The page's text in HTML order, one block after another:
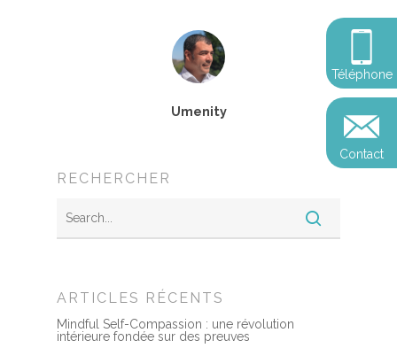
Umenity
RECHERCHER
ARTICLES RÉCENTS
Mindful Self-Compassion : une révolution
intérieure fondée sur des preuves
Téléphone
Contact
Devenir praticien en
de pleine conscience
Somatic Expériencing
Révelez votre
Conférences
personnel
Révelez votre
votre impact
Reconversion et
professionnelle
et découvrir
Témoignages